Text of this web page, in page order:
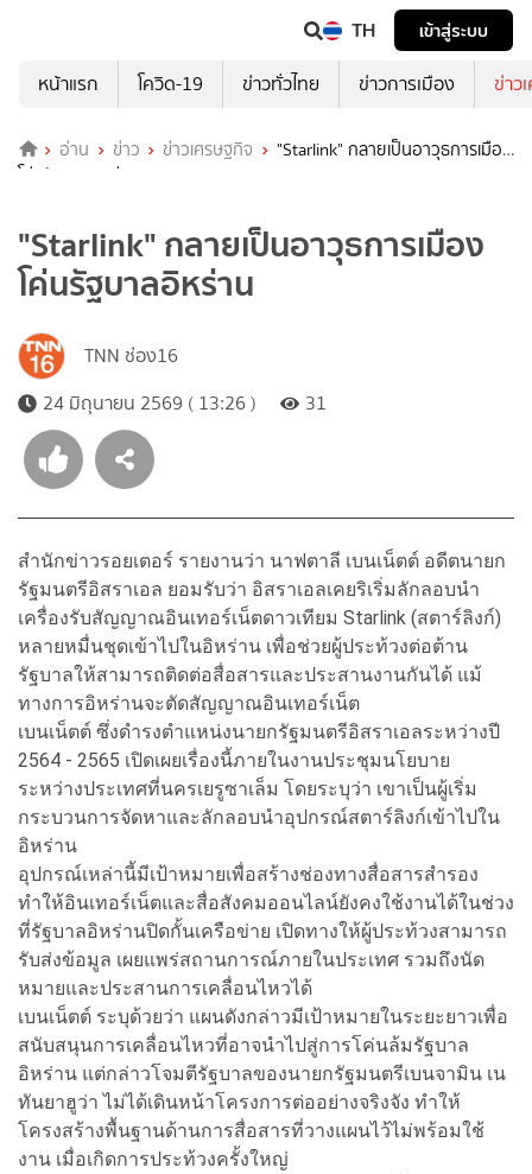
TH
เข้าสู่ระบบ
หน้าแรก
โควิด-19 ข่าวทั่วไทย ข่าวการเมือง ข่าว
อ่าน ข่าว ข่าวเศรษฐกิจ
"Starlink" กลายเป็นอาวุธการเมือง
โค่นรัฐบาลอิหร่าน
"Starlink" กลายเป็นอาวุธการเมือง
โค่นรัฐบาลอิหร่าน
TNN ช่อง16
24 มิถุนายน 2569 ( 13:26 )
31
สำนักข่าวรอยเตอร์ รายงานว่า นาฟตาลี เบนเน็ตต์ อดีตนายก
รัฐมนตรีอิสราเอล ยอมรับว่า อิสราเอลเคยริเริ่มลักลอบนำ
เครื่องรับสัญญาณอินเทอร์เน็ตดาวเทียม Starlink (สตาร์ลิงก์)
หลายหมื่นชุดเข้าไปในอิหร่าน เพื่อช่วยผู้ประท้วงต่อต้าน
รัฐบาลให้สามารถติดต่อสื่อสารและประสานงานกันได้ แม้
ทางการอิหร่านจะตัดสัญญาณอินเทอร์เน็ต
เบนเน็ตต์ ซึ่งดำรงตำแหน่งนายกรัฐมนตรีอิสราเอลระหว่างปี
2564 - 2565 เปิดเผยเรื่องนี้ภายในงานประชุมนโยบาย
ระหว่างประเทศที่นครเยรูซาเล็ม โดยระบุว่า เขาเป็นผู้เริ่ม
กระบวนการจัดหาและลักลอบนำอุปกรณ์สตาร์ลิงก์เข้าไปใน
อิหร่าน
อุปกรณ์เหล่านี้มีเป้าหมายเพื่อสร้างช่องทางสื่อสารสำรอง
ทำให้อินเทอร์เน็ตและสื่อสังคมออนไลน์ยังคงใช้งานได้ในช่วง
ที่รัฐบาลอิหร่านปิดกั้นเครือข่าย เปิดทางให้ผู้ประท้วงสามารถ
รับส่งข้อมูล เผยแพร่สถานการณ์ภายในประเทศ รวมถึงนัด
หมายและประสานการเคลื่อนไหวได้
เบนเน็ตต์ ระบุด้วยว่า แผนดังกล่าวมีเป้าหมายในระยะยาวเพื่อ
สนับสนุนการเคลื่อนไหวที่อาจนำไปสู่การโค่นล้มรัฐบาล
อิหร่าน แต่กล่าวโจมตีรัฐบาลของนายกรัฐมนตรีเบนจามิน เน
ทันยาฮูว่า ไม่ได้เดินหน้าโครงการต่ออย่างจริงจัง ทำให้
โครงสร้างพื้นฐานด้านการสื่อสารที่วางแผนไว้ไม่พร้อมใช้
งาน เมื่อเกิดการประท้วงครั้งใหญ่